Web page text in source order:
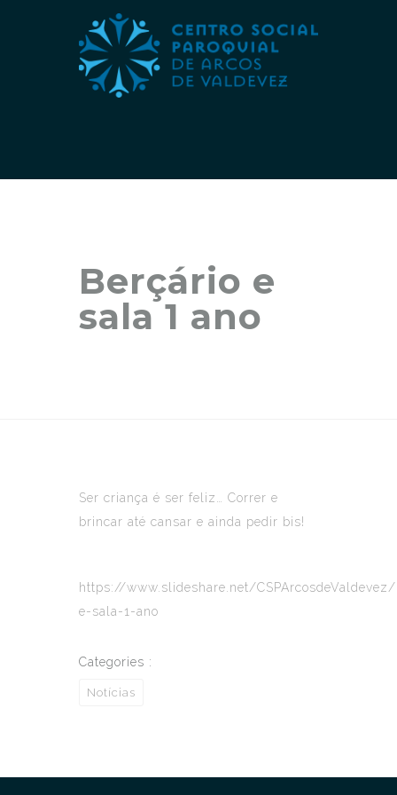
Berçário e
sala 1 ano
Ser criança é ser feliz… Correr e
brincar até cansar e ainda pedir bis!
https://www.slideshare.net/
e-sala-1-ano
Categories :
Notícias